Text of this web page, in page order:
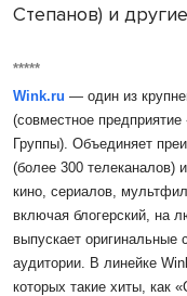
Степанов) и
*****
Wink.ru — один из
(совместное
Группы). Объединяет
(более 300 телеканалов)
кино, сериалов,
включая блогерский, на
выпускает
аудитории. В линейке
которых такие хиты, как